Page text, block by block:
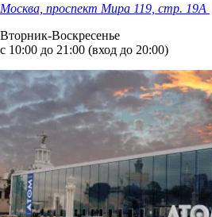
Москва, проспект Мира 119, стр. 19А
Вторник-Воскресенье
с 10:00 до 21:00 (вход до 20:00)